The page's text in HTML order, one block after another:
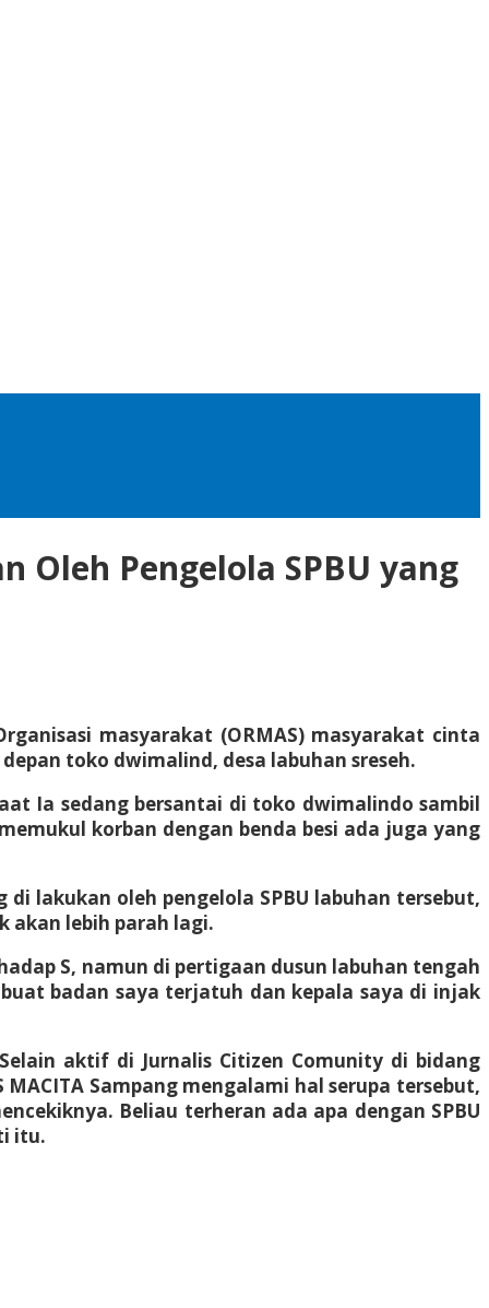
Oleh Pengelola SPBU yang
masyarakat (ORMAS) masyarakat cinta
toko dwimalind, desa labuhan sreseh.
Ia sedang bersantai di toko dwimalindo sambil
korban dengan benda besi ada juga yang
lakukan oleh pengelola SPBU labuhan tersebut,
akan lebih parah lagi.
S, namun di pertigaan dusun labuhan tengah
badan saya terjatuh dan kepala saya di injak
aktif di Jurnalis Citizen Comunity di bidang
Sampang mengalami hal serupa tersebut,
Beliau terheran ada apa dengan SPBU
itu.